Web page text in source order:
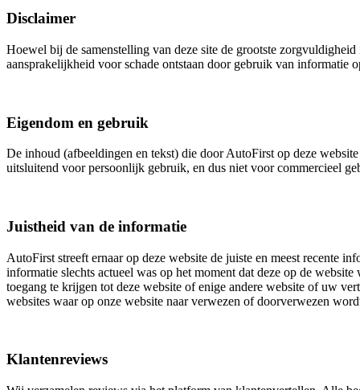
Disclaimer
Hoewel bij de samenstelling van deze site de grootste
aansprakelijkheid voor schade ontstaan door gebruik van informatie
Eigendom en gebruik
De inhoud (afbeeldingen en tekst) die door AutoFirst op deze
uitsluitend voor persoonlijk gebruik, en dus niet voor commercieel
Juistheid van de informatie
AutoFirst streeft ernaar op deze website de juiste en meest recente
informatie slechts actueel was op het moment dat deze op de
toegang te krijgen tot deze website of enige andere website of uw
websites waar op onze website naar verwezen of doorverwezen
Klantenreviews